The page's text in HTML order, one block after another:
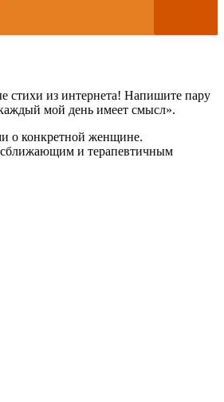
стихи из интернета! Напишите пару
мой день имеет смысл».
о конкретной женщине.
сближающим и терапевтичным